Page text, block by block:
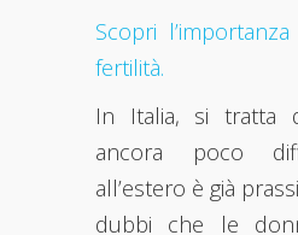
Scopri
fertilità.
In Italia, si tratta
ancora poco
all’estero è già
dubbi che le